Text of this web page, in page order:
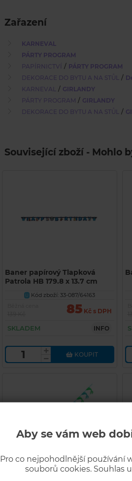
Aby se vám web
Pro co nejpohodlnější používání
souborů cookies. Souhlas
Zařazení
KARNEVAL
PÁRTY PROGRAM
PAPÍRNICTVÍ / PÁRTY PROGRAM
DEKORACE DO BYTU A NA STŮL /
KARNEVAL / GIRLANDY
PÁRTY PROGRAM / GIRLANDY
DEKORACE DO BYTU A NA STŮL /
Související zboží - Mohlo
Baner papírový Tlapková
Patrola HB 179.8 x 13.7 cm
U Kód zboží: 33-087/64163
85Kč s DPH
SKLADEM INFO
KOUPIT